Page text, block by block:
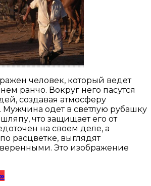
человек, который ведет
ранчо. Вокруг него пасутся
создавая атмосферу
одет в светлую рубашку
что защищает его от
на своем деле, а
расцветке, выглядят
Это изображение